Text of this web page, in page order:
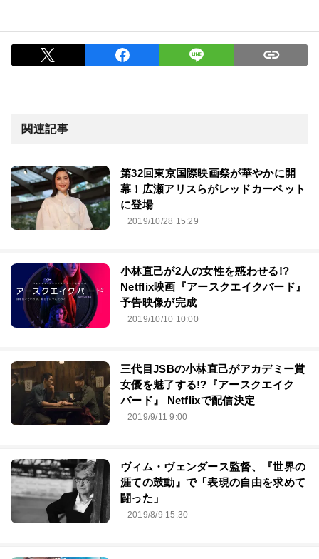
関連記事
第32回東京国際映画祭が華やかに開
幕！広瀬アリスらがレッドカーペット
に登場
2019/10/28 15:29
小林直己が2人の女性を惑わせる!?
Netflix映画『アースクエイクバード』
予告映像が完成
2019/10/10 10:00
三代目JSBの小林直己がアカデミー賞
女優を魅了する!?『アースクエイク
バード』 Netflixで配信決定
2019/9/11 9:00
ヴィム・ヴェンダース監督、『世界の
涯ての鼓動』で「表現の自由を求めて
闘った」
2019/8/9 15:30